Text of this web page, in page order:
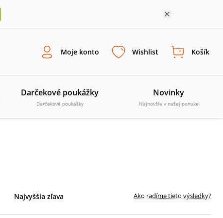
Moje konto Wishlist Košík
Darčekové poukážky
Darčekové poukážky
Novinky
Najnovšie v našej ponuke
Najvyššia zľava Ako radíme tieto výsledky?